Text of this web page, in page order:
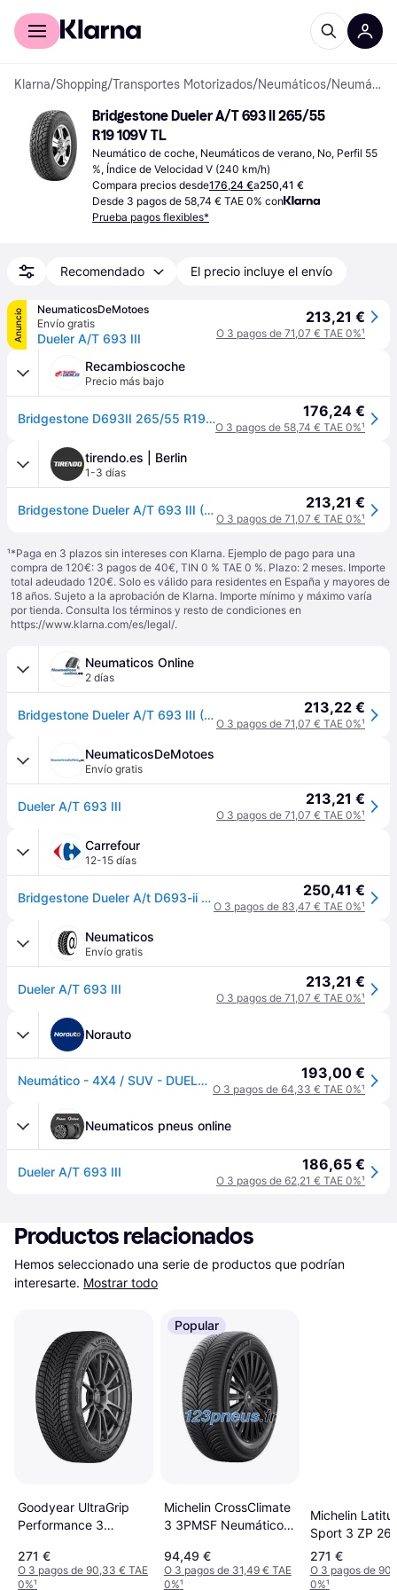
Comprar con Klarna
Klarna/Shopping/Transportes Motorizados/Neumáticos/ Neumáticos de coche
Bridgestone Dueler A/T 693 II 265/55
R19 109V TL
Neumático de coche, Neumáticos de verano, No, Perfil 55
%, Índice de Velocidad V (240 km/h)
Compara precios desde176,24 €a250,41 €
Desde 3 pagos de 58,74 € TAE 0% con
Prueba pagos flexibles*
Recomendado El precio incluye el envío
Anuncio
NeumaticosDeMotoes
Envío gratis
Dueler A/T 693 III
213,21 €
O 3 pagos de 71,07 € TAE 0%¹
Recambioscoche
Precio más bajo
Bridgestone D693II 265/55 R19 109V coche de turismo Neumáticos de verano Neumáticos 13289 176,24 €
O 3 pagos de 58,74 € TAE 0%¹
tirendo.es | Berlin
1-3 días
Bridgestone Dueler A/T 693 III ( 265/55 R19 109V EVc ) - negro 213,21 €
O 3 pagos de 71,07 € TAE 0%¹
¹*Paga en 3 plazos sin intereses con Klarna. Ejemplo de pago para una
compra de 120€: 3 pagos de 40€, TIN 0 % TAE 0 %. Plazo: 2 meses. Importe
total adeudado 120€. Solo es válido para residentes en España y mayores de
18 años. Sujeto a la aprobación de Klarna. Importe mínimo y máximo varía
por tienda. Consulta los términos y resto de condiciones en
https://www.klarna.com/es/legal/.
Neumaticos Online
2 días
Bridgestone Dueler A/T 693 III ( 265/55 R19 109V EVc ) 213,22 €
O 3 pagos de 71,07 € TAE 0%¹
NeumaticosDeMotoes
Envío gratis
Dueler A/T 693 III 213,21 €
O 3 pagos de 71,07 € TAE 0%¹
Carrefour
12-15 días
Bridgestone Dueler A/t D693-ii 265 55 R19 109v Verano 250,41 €
O 3 pagos de 83,47 € TAE 0%¹
Neumaticos
Envío gratis
Dueler A/T 693 III 213,21 €
O 3 pagos de 71,07 € TAE 0%¹
Norauto
Neumático - 4X4 / SUV - DUELER A/T 693 III - Bridgestone - 265-55-19-109-V 193,00 €
O 3 pagos de 64,33 € TAE 0%¹
Neumaticos pneus online
Dueler A/T 693 III 186,65 €
O 3 pagos de 62,21 € TAE 0%¹
Productos relacionados
Hemos seleccionado una serie de productos que podrían
interesarte. Mostrar todo
Goodyear UltraGrip
Performance 3
271 €
O 3 pagos de 90,33 € TAE
0%¹
Popular
Michelin CrossClimate
3 3PMSF Neumáticos
94,49 €
O 3 pagos de 31,49 € TAE
0%¹
Michelin
Sport 3 ZP
R19 110W XL
271 €
O 3 pagos de
0%¹